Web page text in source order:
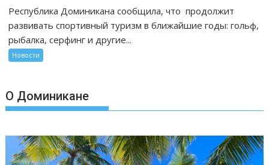
Республика Доминикана сообщила, что продолжит
развивать спортивный туризм в ближайшие годы: гольф,
рыбалка, серфинг и другие...
Новости
О Доминикане